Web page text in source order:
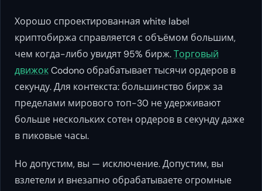
Хорошо спроектированная white label
криптобиржа справляется с объёмом большим,
чем когда-либо увидят 95% бирж.Торговый
движокCodono обрабатывает тысячи ордеров в
секунду. Для контекста: большинство бирж за
пределами мирового топ-30 не удерживают
больше нескольких сотен ордеров в секунду даже
в пиковые часы.
Но допустим, вы — исключение. Допустим, вы
взлетели и внезапно обрабатываете огромные